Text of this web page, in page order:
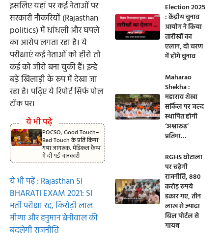
इसलिए यहां पर कई नेताओं पर
सरकारी नौकरियों (Rajasthan
politics) में धांधली और घपले
का आरोप लगता रहा है। ये
परीक्षाएं कई नेताओं को हीरो तो
कई को जीरो बना चुकी हैं। इन्हे
बड़े खिलाड़ी के रूप में देखा जा
रहा है। पढ़िए ये रिपोर्ट सिर्फ पोल
टॉक पर।
ये भी पढ़े
POCSO, Good Touch–
Bad Touch के प्रति किया
गया जागरूक, मेडिकल कैम्प
में दी गई जानकारी
ये भी पढ़ें : Rajasthan SI
BHARATI EXAM 2021: SI
भर्ती परीक्षा रद्द, किरोड़ी लाल
मीणा और हनुमान बेनीवाल की
बदलेगी राजनीति
Election 2025
: केंद्रीय चुनाव
आयोग ने किया
तारीखों का
एलान, दो चरण
में होंगे चुनाव
Maharao
Shekha :
महाराव शेखा
सर्किल पर जल्द
स्थापित होगी
‘अश्वारूढ़’
प्रतिमा…
RGHS घोटाला
पर चढ़ेगी
राजनीति, 880
करोड़ रुपये
डकार गए, तीन
लाख से ज्यादा
बिल पोर्टल से
गायब